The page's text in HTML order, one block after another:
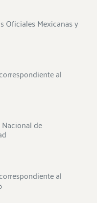
Oficiales Mexicanas y
al
de
al